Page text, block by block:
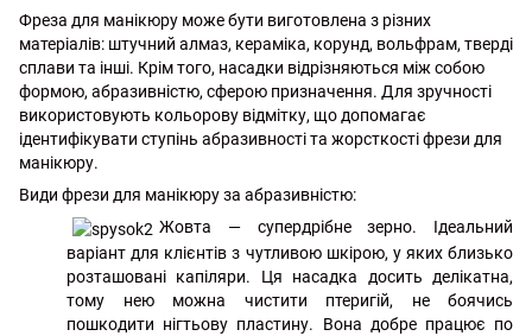
Фреза для манікюру може бути виготовлена з різних
матеріалів: штучний алмаз, кераміка, корунд, вольфрам, тверді
сплави та інші. Крім того, насадки відрізняються між собою
формою, абразивністю, сферою призначення. Для зручності
використовують кольорову відмітку, що допомагає
ідентифікувати ступінь абразивності та жорсткості фрези для
манікюру.
Види фрези для манікюру за абразивністю:
Жовта
— супердрібне зерно. Ідеальний
варіант для клієнтів з чутливою шкірою, у яких близько
розташовані капіляри. Ця насадка досить делікатна,
тому нею можна чистити птеригій, не боячись
пошкодити нігтьову пластину. Вона добре працює по